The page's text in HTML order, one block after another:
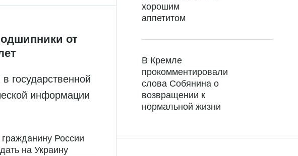
от
государственной
информации
России
на Украину
хорошим
аппетитом
В Кремле
прокомментировали
слова Собянина о
возвращении к
нормальной жизни